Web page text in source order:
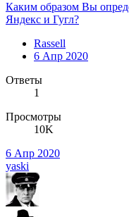
Каким образом Вы
Яндекс и Гугл?
Rassell
6 Апр 2020
Ответы
1
Просмотры
10K
6 Апр 2020
yaski